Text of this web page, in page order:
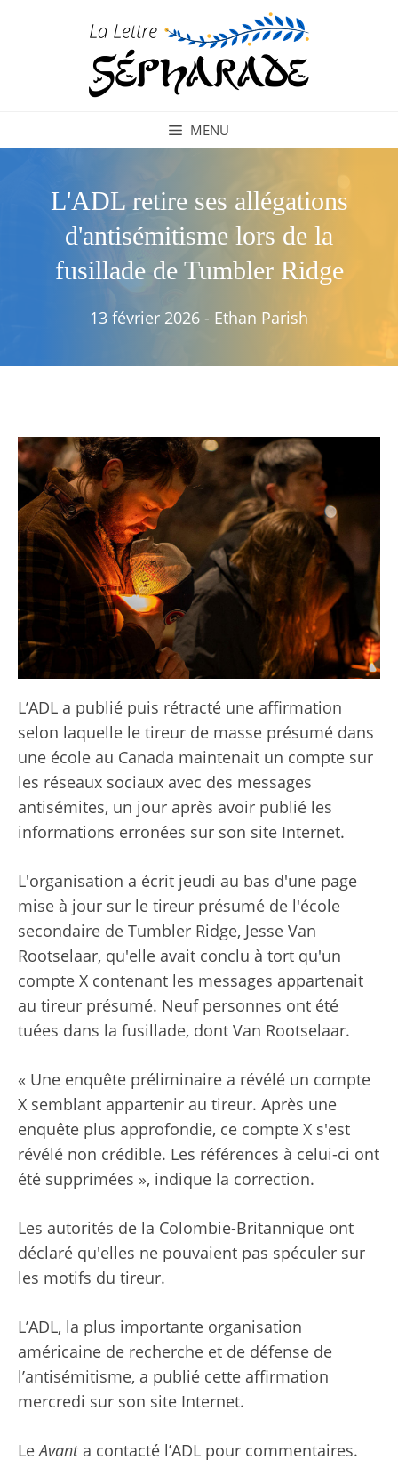
MENU
L'ADL retire ses allégations
d'antisémitisme lors de la
fusillade de Tumbler Ridge
13 février 2026 - Ethan Parish
L’ADL a publié puis rétracté une affirmation
selon laquelle le tireur de masse présumé dans
une école au Canada maintenait un compte sur
les réseaux sociaux avec des messages
antisémites, un jour après avoir publié les
informations erronées sur son site Internet.
L'organisation a écrit jeudi au bas d'une page
mise à jour sur le tireur présumé de l'école
secondaire de Tumbler Ridge, Jesse Van
Rootselaar, qu'elle avait conclu à tort qu'un
compte X contenant les messages appartenait
au tireur présumé. Neuf personnes ont été
tuées dans la fusillade, dont Van Rootselaar.
« Une enquête préliminaire a révélé un compte
X semblant appartenir au tireur. Après une
enquête plus approfondie, ce compte X s'est
révélé non crédible. Les références à celui-ci ont
été supprimées », indique la correction.
Les autorités de la Colombie-Britannique ont
déclaré qu'elles ne pouvaient pas spéculer sur
les motifs du tireur.
L’ADL, la plus importante organisation
américaine de recherche et de défense de
l’antisémitisme, a publié cette affirmation
mercredi sur son site Internet.
LeAvanta contacté l’ADL pour commentaires.